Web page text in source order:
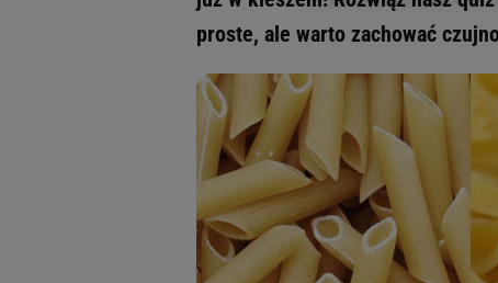
proste, ale warto zachować
dotyczące plików cookie,
odnośnik „Ustawienia
My, nasi Zaufani
Użycie dokładnych
Przechowywanie
badnie odbiorców i